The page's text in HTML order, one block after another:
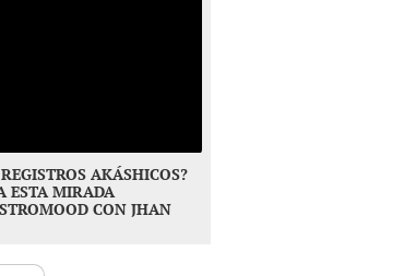
AKÁSHICOS?
ESTA MIRADA
CON JHAN